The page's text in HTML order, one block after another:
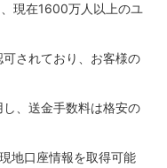
現在1600万人以上のユ
されており、お客様の
、送金手数料は格安の
地口座情報を取得可能